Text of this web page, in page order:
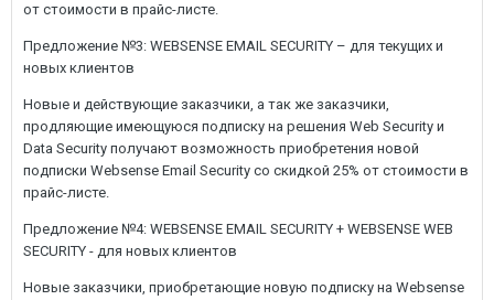
от стоимости в прайс-листе.
Предложение №3: WEBSENSE EMAIL SECURITY – для текущих и
новых клиентов
Новые и действующие заказчики, а так же заказчики,
продляющие имеющуюся подписку на решения Web Security и
Data Security получают возможность приобретения новой
подписки Websense Email Security со скидкой 25% от стоимости в
прайс-листе.
Предложение №4: WEBSENSE EMAIL SECURITY + WEBSENSE WEB
SECURITY - для новых клиентов
Новые заказчики, приобретающие новую подписку на Websense